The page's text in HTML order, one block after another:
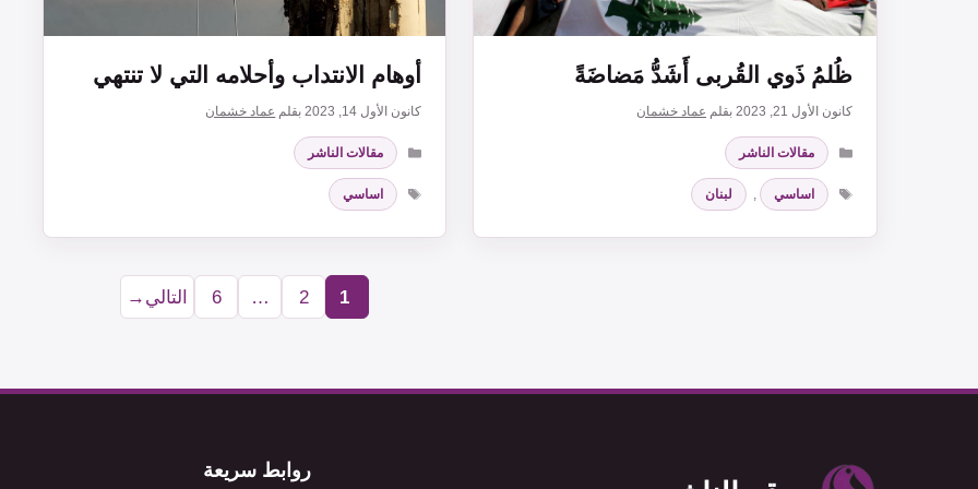
ظُلمُ ذَوي القُربى أَشَدُّ مَضاضَةً
كانون الأول 21, 2023 بقلم عماد خشمان
التصنيفات
مقالات الناشر
الوسوم
اساسي , لبنان
أوهام الانتداب وأحلامه التي لا تنتهي
كانون الأول 14, 2023 بقلم عماد خشمان
التصنيفات
مقالات الناشر
الوسوم
اساسي
Page
1
Page
2
…
Page
6 التالي →
روابط سريعة